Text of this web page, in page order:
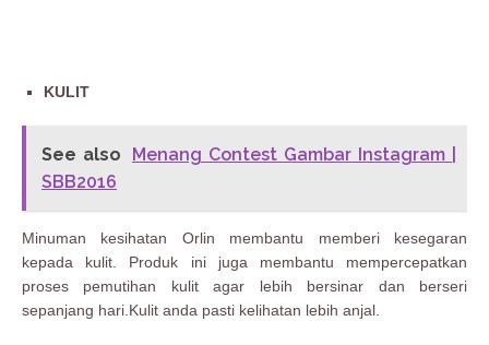
KULIT
See also
Menang Contest Gambar Instagram |
SBB2016
Minuman kesihatan Orlin membantu memberi kesegaran
kepada kulit. Produk ini juga membantu mempercepatkan
proses pemutihan kulit agar lebih bersinar dan berseri
sepanjang hari.Kulit anda pasti kelihatan lebih anjal.